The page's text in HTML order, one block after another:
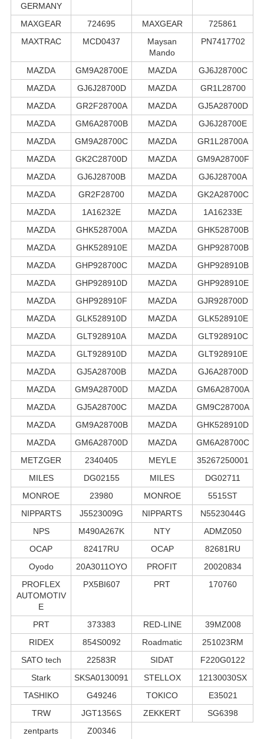
GERMANY
MAXGEAR 724695 MAXGEAR
725861
MAXTRAC
MCD0437
Maysan
Mando
PN7417702
MAZDA GM9A28700E MAZDA
GJ6J28700C
MAZDA
GJ6J28700D MAZDA
GR1L28700
MAZDA
GR2F28700A MAZDA
GJ5A28700D
MAZDA
GM6A28700B MAZDA
GJ6J28700E
MAZDA
GM9A28700C MAZDA
GR1L28700A
MAZDA
GK2C28700D MAZDA
GM9A28700F
MAZDA
GJ6J28700B MAZDA
GJ6J28700A
MAZDA
GR2F28700 MAZDA
GK2A28700C
MAZDA
1A16232E MAZDA
1A16233E
MAZDA
GHK528700A MAZDA
GHK528700B
MAZDA
GHK528910E MAZDA
GHP928700B
MAZDA
GHP928700C MAZDA
GHP928910B
MAZDA
GHP928910D MAZDA
GHP928910E
MAZDA
GHP928910F MAZDA
GJR928700D
MAZDA
GLK528910D MAZDA
GLK528910E
MAZDA
GLT928910A MAZDA
GLT928910C
MAZDA
GLT928910D MAZDA
GLT928910E
MAZDA
GJ5A28700B MAZDA
GJ6A28700D
MAZDA
GM9A28700D MAZDA
GM6A28700A
MAZDA
GJ5A28700C MAZDA
GM9C28700A
MAZDA
GM9A28700B MAZDA
GHK528910D
MAZDA
GM6A28700D MAZDA
GM6A28700C
METZGER
2340405 MEYLE
35267250001
MILES
DG02155 MILES
DG02711
MONROE
23980 MONROE
5515ST
NIPPARTS
J5523009G NIPPARTS
N5523044G
NPS
M490A267K NTY
ADMZ050
OCAP
82417RU OCAP
82681RU
Oyodo
20A3011OYO PROFIT
20020834
PROFLEX
AUTOMOTIV
E
PX5BI607 PRT 170760
PRT 373383 RED-LINE
39MZ008
RIDEX
854S0092 Roadmatic
251023RM
SATO tech
22583R SIDAT
F220G0122
Stark
SKSA0130091 STELLOX
12130030SX
TASHIKO
G49246 TOKICO
E35021
TRW
JGT1356S ZEKKERT
SG6398
zentparts
Z00346